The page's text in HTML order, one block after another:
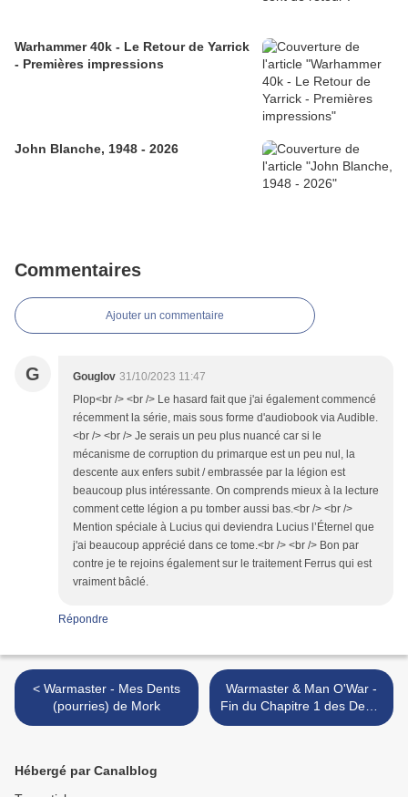
Warhammer 40k - Le Retour de Yarrick
- Premières impressions
John Blanche, 1948 - 2026
Commentaires
Ajouter un commentaire
G Gouglov 31/10/2023 11:47
Plop<br /> <br /> Le hasard fait que j'ai également commencé
récemment la série, mais sous forme d'audiobook via Audible.
<br /> <br /> Je serais un peu plus nuancé car si le
mécanisme de corruption du primarque est un peu nul, la
descente aux enfers subit / embrassée par la légion est
beaucoup plus intéressante. On comprends mieux à la lecture
comment cette légion a pu tomber aussi bas.<br /> <br />
Mention spéciale à Lucius qui deviendra Lucius l’Éternel que
j'ai beaucoup apprécié dans ce tome.<br /> <br /> Bon par
contre je te rejoins également sur le traitement Ferrus qui est
vraiment bâclé.
Répondre
< Warmaster - Mes Dents
(pourries) de Mork
Warmaster & Man O'War -
Fin du Chapitre 1 des Dents
de Mork >
Hébergé par Canalblog